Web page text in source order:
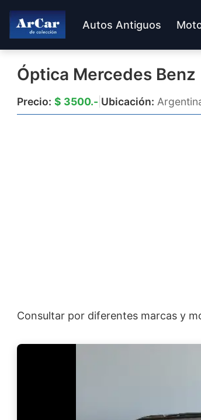
Autos Antiguos
Óptica Mercedes Benz
Precio: $ 3500.- Ubicación:
Consultar por diferentes marcas y